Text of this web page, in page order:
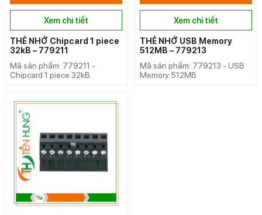
Xem chi tiết
THẺ NHỚ Chipcard 1 piece
32kB – 779211
Mã sản phẩm: 779211 -
Chipcard 1 piece 32kB
Xem chi tiết
THẺ NHỚ USB Memory
512MB – 779213
Mã sản phẩm: 779213 - USB
Memory 512MB